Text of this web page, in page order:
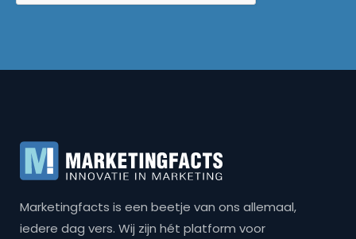
Marketingfacts is een beetje van ons allemaal,
iedere dag vers. Wij zijn hét platform voor